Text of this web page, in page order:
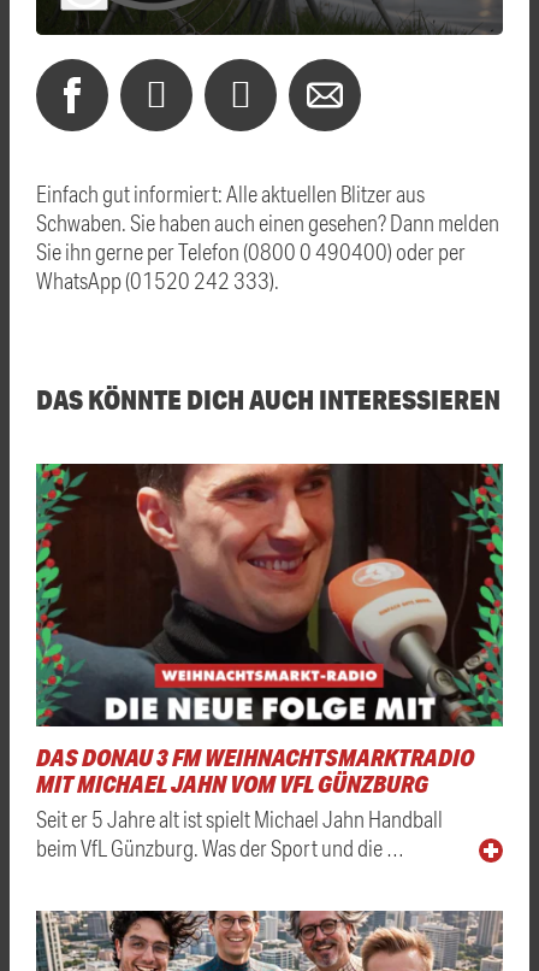
Einfach gut informiert: Alle aktuellen Blitzer aus
Schwaben. Sie haben auch einen gesehen? Dann melden
Sie ihn gerne per Telefon (0800 0 490400) oder per
WhatsApp (01520 242 333).
DAS KÖNNTE DICH AUCH INTERESSIEREN
DAS DONAU 3 FM WEIHNACHTSMARKTRADIO
MIT MICHAEL JAHN VOM VFL GÜNZBURG
Seit er 5 Jahre alt ist spielt Michael Jahn Handball
beim VfL Günzburg. Was der Sport und die …